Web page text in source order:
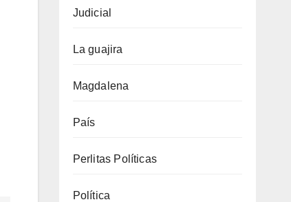
Judicial
La guajira
Magdalena
País
Perlitas Políticas
Política